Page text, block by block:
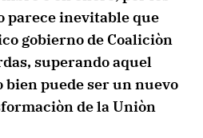
parece inevitable que
gobierno de Coaliciòn
superando aquel
bien puede ser un nuevo
de la Uniòn